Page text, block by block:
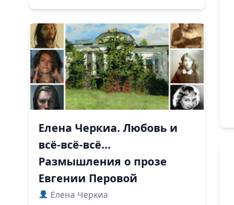
Елена Черкиа. Любовь и
всё-всё-всё…
Размышления о прозе
Евгении Перовой
Елена Черкиа